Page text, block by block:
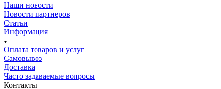
Наши новости
Новости партнеров
Статьи
Информация
Оплата товаров и услуг
Самовывоз
Доставка
Часто задаваемые вопросы
Контакты